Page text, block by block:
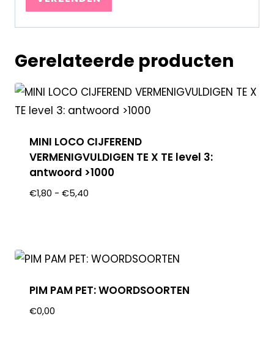
Gerelateerde producten
MINI LOCO CIJFEREND
VERMENIGVULDIGEN TE X TE level 3:
antwoord >1000
€1,80 - €5,40
PIM PAM PET: WOORDSOORTEN
€0,00